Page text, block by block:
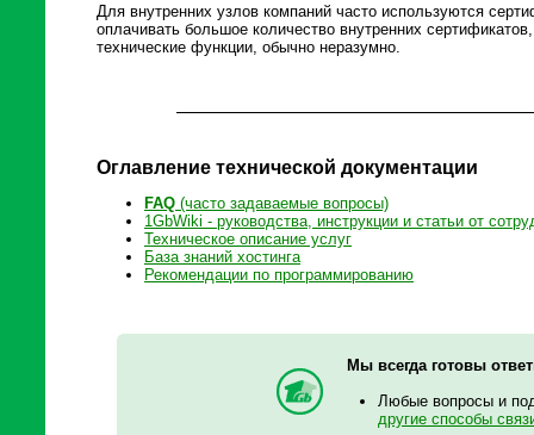
Для внутренних узлов компаний часто используются
оплачивать большое количество внутренних
технические функции, обычно неразумно.
Оглавление технической документации
FAQ (часто задаваемые вопросы)
1GbWiki - руководства, инструкции и статьи от
Техническое описание услуг
База знаний хостинга
Рекомендации по программированию
Мы всегда готовы
Любые вопросы и
другие способы